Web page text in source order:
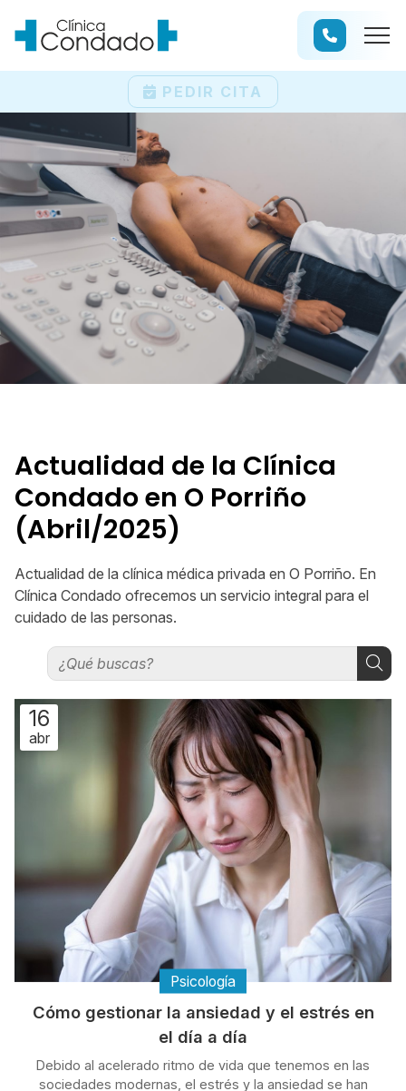
PEDIR CITA
Actualidad de la Clínica
Condado en O Porriño
(Abril/2025)
Actualidad de la clínica médica privada en O Porriño. En
Clínica Condado ofrecemos un servicio integral para el
cuidado de las personas.
16
abr
Cómo gestionar la ansiedad y el estrés en
el día a día
Psicología
Debido al acelerado ritmo de vida que tenemos en las
sociedades modernas, el estrés y la ansiedad se han